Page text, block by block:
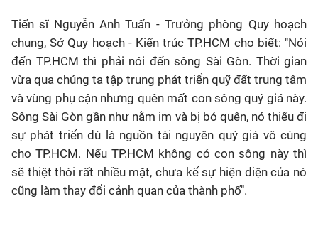
Tiến sĩ Nguyễn Anh Tuấn - Trưởng phòng Quy hoạch
chung, Sở Quy hoạch - Kiến trúc TP.HCM cho biết: "Nói
đến TP.HCM thì phải nói đến sông Sài Gòn. Thời gian
vừa qua chúng ta tập trung phát triển quỹ đất trung tâm
và vùng phụ cận nhưng quên mất con sông quý giá này.
Sông Sài Gòn gần như nằm im và bị bỏ quên, nó thiếu đi
sự phát triển dù là nguồn tài nguyên quý giá vô cùng
cho TP.HCM. Nếu TP.HCM không có con sông này thì
sẽ thiệt thòi rất nhiều mặt, chưa kể sự hiện diện của nó
cũng làm thay đổi cảnh quan của thành phố".